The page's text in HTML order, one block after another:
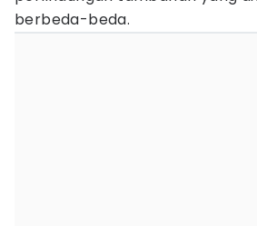
berbeda-beda.